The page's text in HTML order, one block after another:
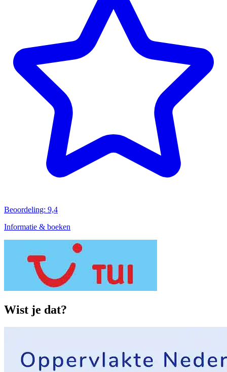
Beoordeling: 9,4
Informatie & boeken
Wist je dat?